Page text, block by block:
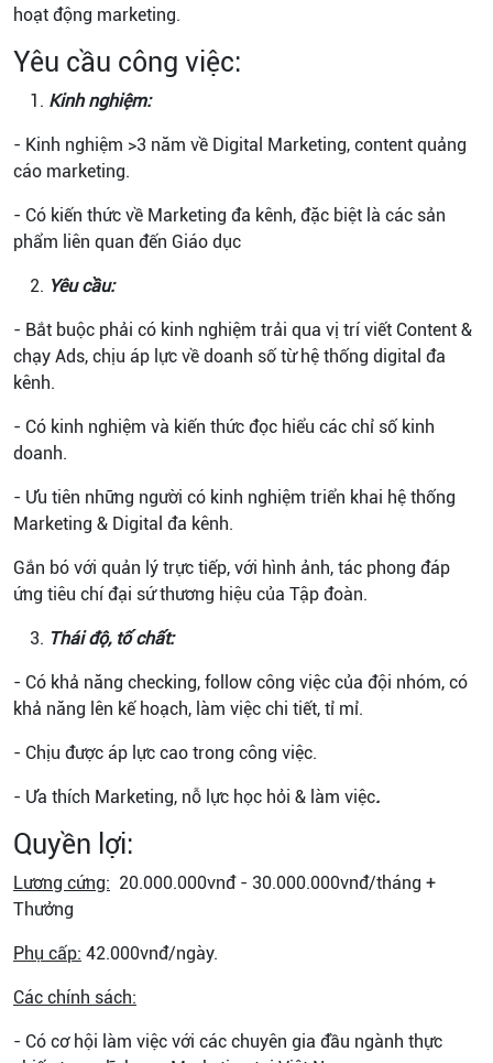
hoạt động marketing.
Yêu cầu công việc:
Kinh nghiệm:
- Kinh nghiệm >3 năm về Digital Marketing, content quảng
cáo marketing.
- Có kiến thức về Marketing đa kênh, đặc biệt là các sản
phẩm liên quan đến Giáo dục
Yêu cầu:
- Bắt buộc phải có kinh nghiệm trải qua vị trí viết Content &
chạy Ads, chịu áp lực về doanh số từ hệ thống digital đa
kênh.
- Có kinh nghiệm và kiến thức đọc hiểu các chỉ số kinh
doanh.
- Ưu tiên những người có kinh nghiệm triển khai hệ thống
Marketing & Digital đa kênh.
Gắn bó với quản lý trực tiếp, với hình ảnh, tác phong đáp
ứng tiêu chí đại sứ thương hiệu của Tập đoàn.
Thái độ, tố chất:
- Có khả năng checking, follow công việc của đội nhóm, có
khả năng lên kế hoạch, làm việc chi tiết, tỉ mỉ.
- Chịu được áp lực cao trong công việc.
- Ưa thích Marketing, nỗ lực học hỏi & làm việc.
Quyền lợi:
Lương cứng: 20.000.000vnđ - 30.000.000vnđ/tháng +
Thưởng
Phụ cấp: 42.000vnđ/ngày.
Các chính sách:
- Có cơ hội làm việc với các chuyên gia đầu ngành thực